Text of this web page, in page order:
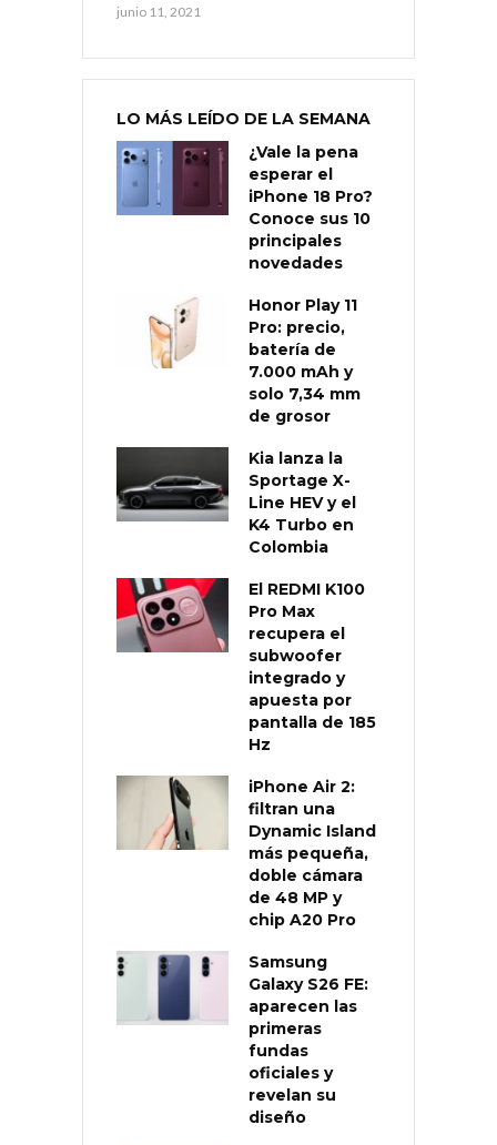
junio 11, 2021
LO MÁS LEÍDO DE LA SEMANA
¿Vale la pena
esperar el
iPhone 18 Pro?
Conoce sus 10
principales
novedades
Honor Play 11
Pro: precio,
batería de
7.000 mAh y
solo 7,34 mm
de grosor
Kia lanza la
Sportage X-
Line HEV y el
K4 Turbo en
Colombia
El REDMI K100
Pro Max
recupera el
subwoofer
integrado y
apuesta por
pantalla de 185
Hz
iPhone Air 2:
filtran una
Dynamic Island
más pequeña,
doble cámara
de 48 MP y
chip A20 Pro
Samsung
Galaxy S26 FE:
aparecen las
primeras
fundas
oficiales y
revelan su
diseño